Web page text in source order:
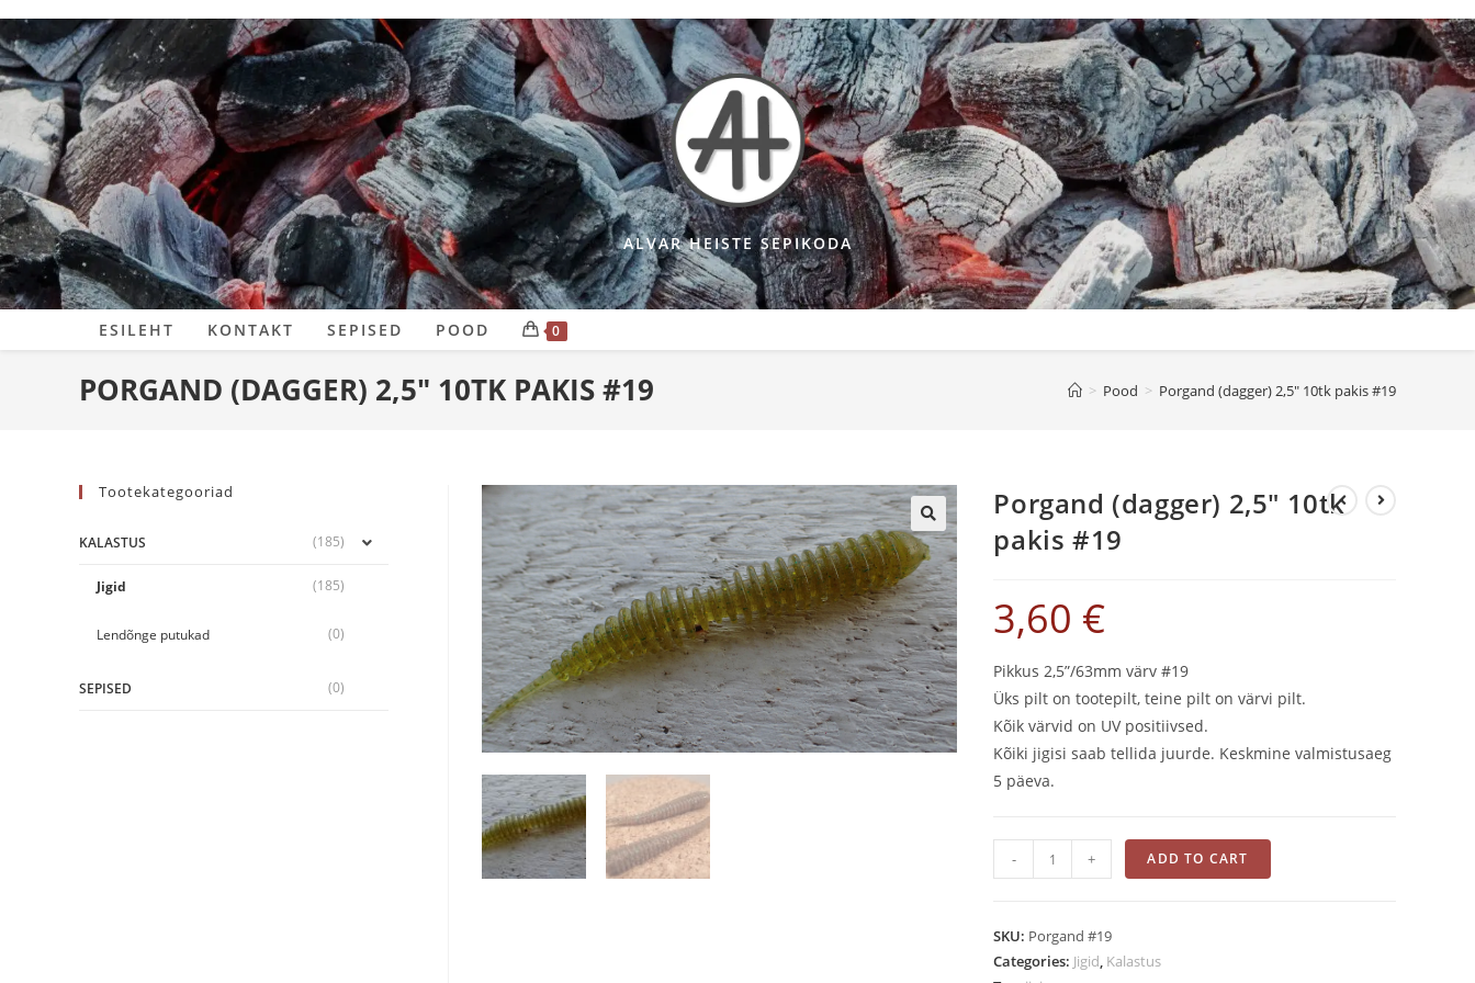
to
content
ALVAR HEISTE SEPIKODA
ESILEHT KONTAKT SEPISED POOD 0
PORGAND (DAGGER) 2,5″ 10TK PAKIS #19 > Pood > Porgand (dagger) 2,5″ 10tk pakis #19
Porgand (dagger) 2,5″ 10tk
pakis #19
3,60 €
Pikkus 2,5”/63mm värv #19
Üks pilt on tootepilt, teine pilt on värvi pilt.
Kõik värvid on UV positiivsed.
Kõiki jigisi saab tellida juurde. Keskmine valmistusaeg
5 päeva.
Porgand
(dagger)
10tk
pakis
- + ADD TO CART
SKU: Porgand #19
Categories: Jigid, Kalastus
Tootekategooriad
KALASTUS (185)
Jigid (185)
Lendõnge putukad (0)
SEPISED (0)